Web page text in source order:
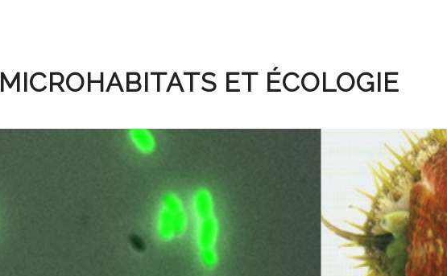
MICROHABITATS ET ÉCOLOGIE